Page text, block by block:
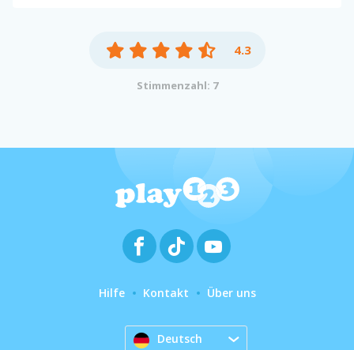
4.3
Stimmenzahl: 7
Hilfe Kontakt Über uns
Deutsch